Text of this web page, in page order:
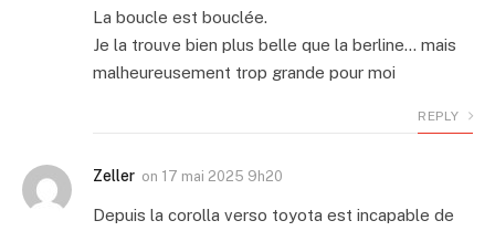
La boucle est bouclée.
Je la trouve bien plus belle que la berline… mais
malheureusement trop grande pour moi
REPLY
Zeller on 17 mai 2025 9h20
Depuis la corolla verso toyota est incapable de